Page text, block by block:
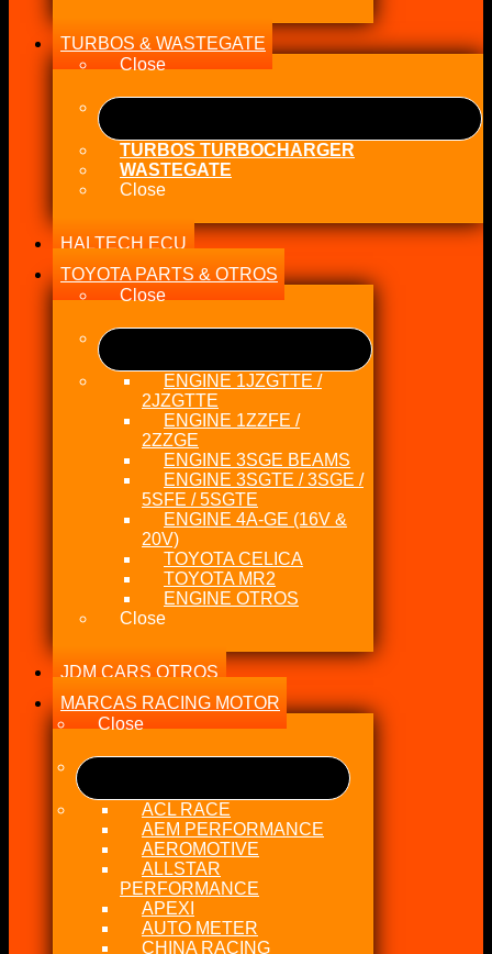
TURBOS & WASTEGATE
Close
TURBOS TURBOCHARGER
WASTEGATE
Close
HALTECH ECU
TOYOTA PARTS & OTROS
Close
ENGINE 1JZGTTE /
2JZGTTE
ENGINE 1ZZFE /
2ZZGE
ENGINE 3SGE BEAMS
ENGINE 3SGTE / 3SGE /
5SFE / 5SGTE
ENGINE 4A-GE (16V &
20V)
TOYOTA CELICA
TOYOTA MR2
ENGINE OTROS
Close
JDM CARS OTROS
MARCAS RACING MOTOR
Close
ACL RACE
AEM PERFORMANCE
AEROMOTIVE
ALLSTAR
PERFORMANCE
APEXI
AUTO METER
CHINA RACING